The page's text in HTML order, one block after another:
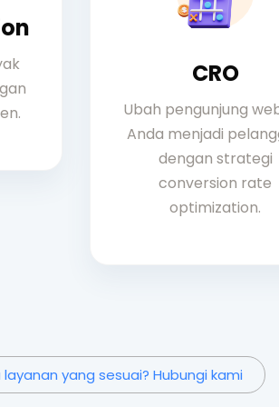
CRO
Ubah pengunjung
Anda menjadi
dengan strategi
conversion rate
optimization.
yang sesuai? Hubungi kami